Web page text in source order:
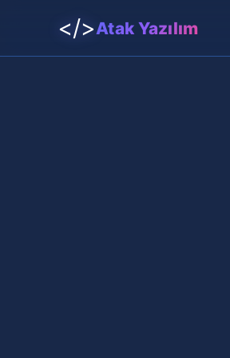
</>Atak Yazılım